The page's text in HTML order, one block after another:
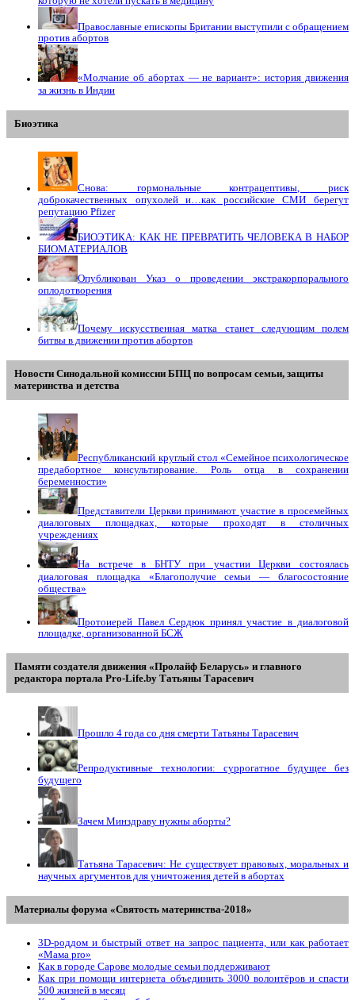
Православные епископы Британии выступили с обращением
против абортов
«Молчание об абортах — не вариант»: история движения
за жизнь в Индии
Биоэтика
Снова: гормональные контрацептивы, риск
доброкачественных опухолей и…как российские СМИ берегут
репутацию Pfizer
БИОЭТИКА: КАК НЕ ПРЕВРАТИТЬ ЧЕЛОВЕКА В НАБОР
БИОМАТЕРИАЛОВ
Опубликован Указ о проведении экстракорпорального
оплодотворения
Почему искусственная матка станет следующим полем
битвы в движении против абортов
Новости Синодальной комиссии БПЦ по вопросам семьи, защиты
материнства и детства
Республиканский круглый стол «Семейное психологическое
предабортное консультирование. Роль отца в сохранении
беременности»
Представители Церкви принимают участие в просемейных
диалоговых площадках, которые проходят в столичных
учреждениях
На встрече в БНТУ при участии Церкви состоялась
диалоговая площадка «Благополучие семьи — благосостояние
общества»
Протоиерей Павел Сердюк принял участие в диалоговой
площадке, организованной БСЖ
Памяти создателя движения «Пролайф Беларусь» и главного
редактора портала Pro-Life.by Tатьяны Tарасевич
Прошло 4 года со дня смерти Татьяны Тарасевич
Репродуктивные технологии: суррогатное будущее без
будущего
Зачем Минздраву нужны аборты?
Татьяна Тарасевич: Не существует правовых, моральных и
научных аргументов для уничтожения детей в абортах
Материалы форума «Святость материнства-2018»
3D-роддом и быстрый ответ на запрос пациента, или как работает
«Мама prо»
Как в городе Сарове молодые семьи поддерживают
Как при помощи интернета объединить 3000 волонтёров и спасти
500 жизней в месяц